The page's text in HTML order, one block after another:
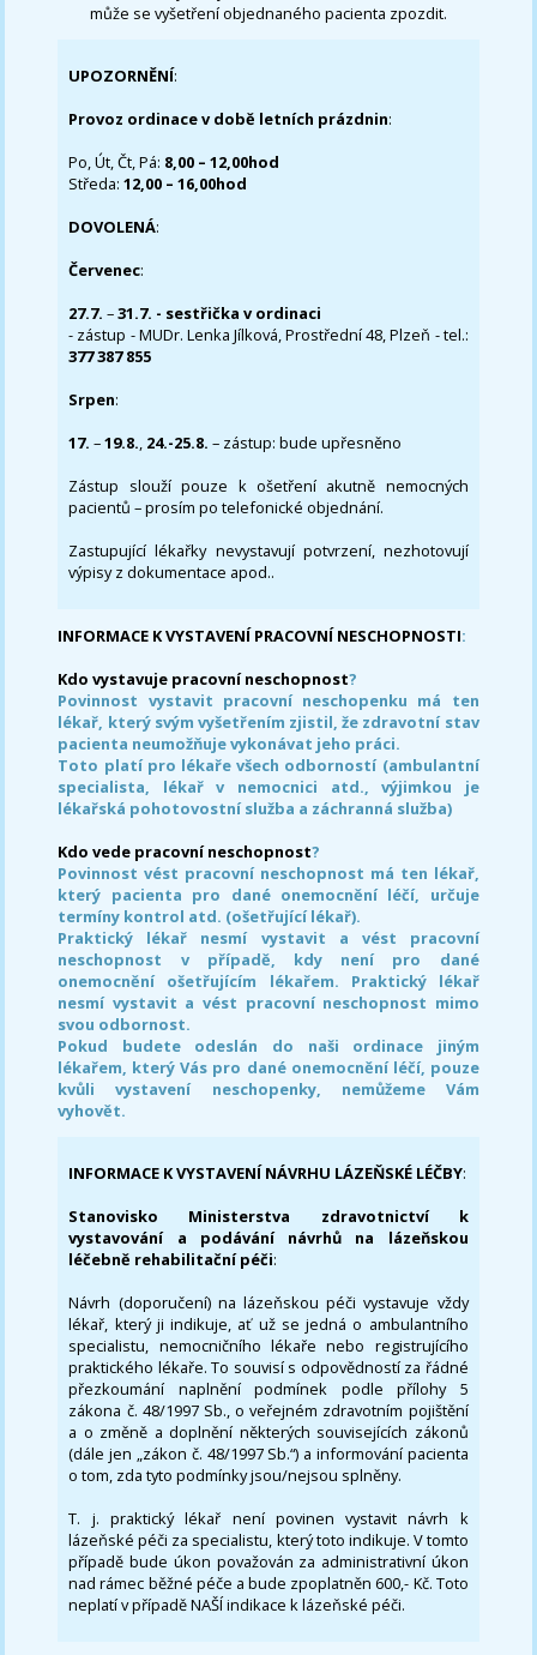
může se vyšetření objednaného pacienta zpozdit.
UPOZORNĚNÍ:
Provoz ordinace v době letních prázdnin:
Po, Út, Čt, Pá: 8,00 – 12,00hod
Středa:12,00 – 16,00hod
DOVOLENÁ:
Červenec:
27.7.–31.7. - sestřička v ordinaci
- zástup - MUDr. Lenka Jílková, Prostřední 48, Plzeň - tel.:
377 387 855
Srpen:
17. –19.8., 24.-25.8. – zástup: bude upřesněno
Zástup slouží pouze k ošetření akutně nemocných
pacientů – prosím po telefonické objednání.
Zastupující lékařky nevystavují potvrzení, nezhotovují
výpisy z dokumentace apod..
INFORMACE K VYSTAVENÍ PRACOVNÍ NESCHOPNOSTI:
Kdo vystavuje pracovní neschopnost?
Povinnost vystavit pracovní neschopenku má ten
lékař, který svým vyšetřením zjistil, že zdravotní stav
pacienta neumožňuje vykonávat jeho práci.
Toto platí pro lékaře všech odborností (ambulantní
specialista, lékař v nemocnici atd., výjimkou je
lékařská pohotovostní služba a záchranná služba)
Kdo vede pracovní neschopnost?
Povinnost vést pracovní neschopnost má ten lékař,
který pacienta pro dané onemocnění léčí, určuje
termíny kontrol atd. (ošetřující lékař).
Praktický lékař nesmí vystavit a vést pracovní
neschopnost v případě, kdy není pro dané
onemocnění ošetřujícím lékařem. Praktický lékař
nesmí vystavit a vést pracovní neschopnost mimo
svou odbornost.
Pokud budete odeslán do naši ordinace jiným
lékařem, který Vás pro dané onemocnění léčí, pouze
kvůli vystavení neschopenky, nemůžeme Vám
vyhovět.
INFORMACE K VYSTAVENÍ NÁVRHU LÁZEŇSKÉ LÉČBY:
Stanovisko Ministerstva zdravotnictví k
vystavování a podávání návrhů na lázeňskou
léčebně rehabilitační péči:
Návrh (doporučení) na lázeňskou péči vystavuje vždy
lékař, který ji indikuje, ať už se jedná o ambulantního
specialistu, nemocničního lékaře nebo registrujícího
praktického lékaře. To souvisí s odpovědností za řádné
přezkoumání naplnění podmínek podle přílohy 5
zákona č. 48/1997 Sb., o veřejném zdravotním pojištění
a o změně a doplnění některých souvisejících zákonů
(dále jen „zákon č. 48/1997 Sb.“) a informování pacienta
o tom, zda tyto podmínky jsou/nejsou splněny.
T. j. praktický lékař není povinen vystavit návrh k
lázeňské péči za specialistu, který toto indikuje. V tomto
případě bude úkon považován za administrativní úkon
nad rámec běžné péče a bude zpoplatněn 600,- Kč. Toto
neplatí v případě NAŠÍ indikace k lázeňské péči.